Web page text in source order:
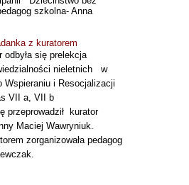
szkolna- Anna
z kuratorem
odbyła się prelekcja
nieletnich w
Wspieraniu i Resocjalizacji
VII a, VII b
przeprowadził kurator
Maciej Wawryniuk.
zorganizowała pedagog